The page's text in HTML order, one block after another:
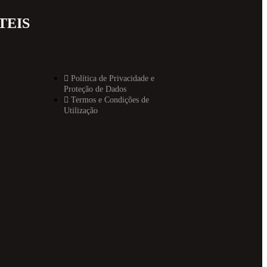
Política de Privacidade e
Proteção de Dados
Termos e Condições de
Utilização